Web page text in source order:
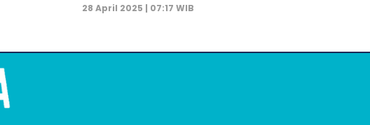
28 April 2025 | 07:17 WIB